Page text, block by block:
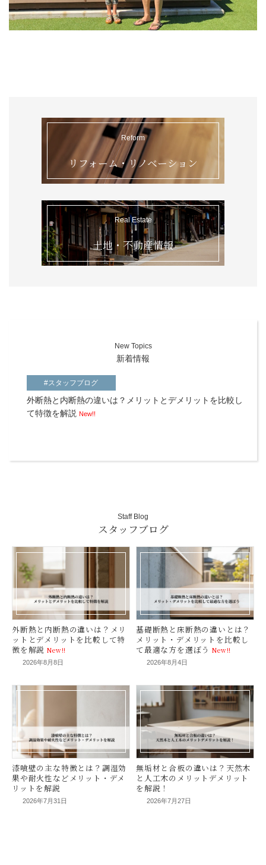
YouTubeで家づくり情報配信中！
Reform
Real Estate
New Topics
新着情報
#スタッフブログ
外断熱と内断熱の違いは？メリットとデメリットを比較し
て特徴を解説 New!!
Staff Blog
2026年8月8日 2026年8月4日
2026年7月31日 2026年7月27日